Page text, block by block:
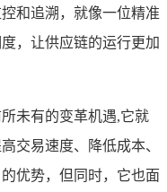
和追溯，就像一位精准
，让供应链的运行更加
未有的变革机遇,它就
交易速度、降低成本、
优势，但同时，它也面